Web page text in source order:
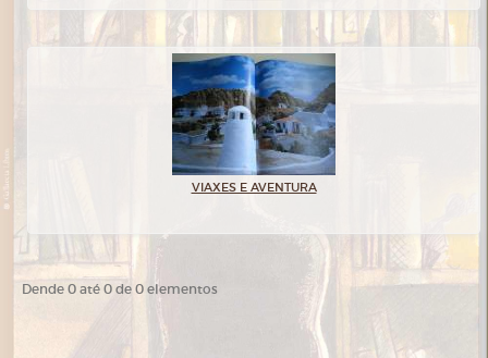
VIAXES E AVENTURA
Dende 0 até 0 de 0 elementos